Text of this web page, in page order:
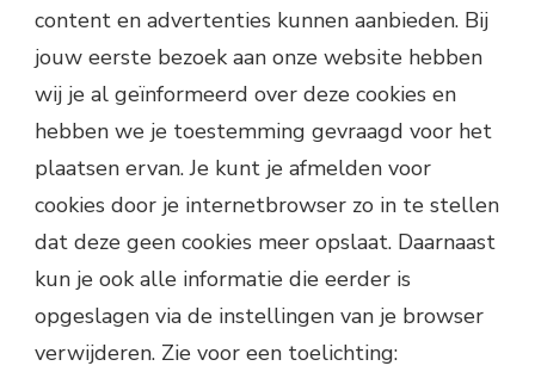
content en advertenties kunnen aanbieden. Bij
jouw eerste bezoek aan onze website hebben
wij je al geïnformeerd over deze cookies en
hebben we je toestemming gevraagd voor het
plaatsen ervan. Je kunt je afmelden voor
cookies door je internetbrowser zo in te stellen
dat deze geen cookies meer opslaat. Daarnaast
kun je ook alle informatie die eerder is
opgeslagen via de instellingen van je browser
verwijderen. Zie voor een toelichting: